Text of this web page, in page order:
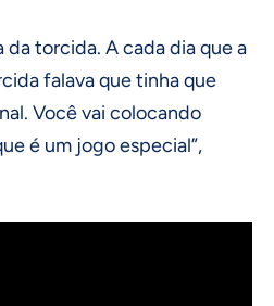
da torcida. A cada dia que a
falava que tinha que
Você vai colocando
é um jogo especial”,